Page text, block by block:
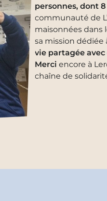
personnes, dont
communauté de
maisonnées dans
sa mission dédiée
vie partagée
Merci encore à
chaîne de